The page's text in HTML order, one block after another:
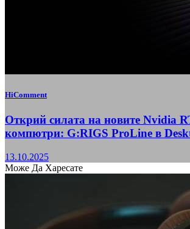
HiComment
Открий силата на новите Nvidia
компютри: G:RIGS ProLine в
13.10.2025
Може Да Харесате